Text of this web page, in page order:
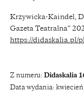
Krzywicka-Kaindel,
Gazeta Teatralna”
https://didaskalia.pl/
Z numeru: Didaskalia
Data wydania: